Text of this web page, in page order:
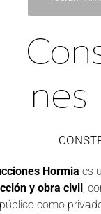
Hormia es
y obra civil ,
como